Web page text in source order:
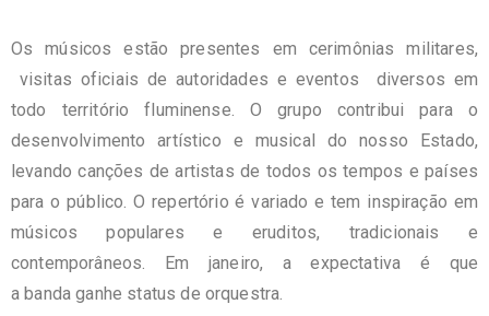
Os músicos estão presentes em cerimônias militares,
visitas oficiais de autoridades e eventos diversos em
todo território fluminense. O grupo contribui para o
desenvolvimento artístico e musical do nosso Estado,
levando canções de artistas de todos os tempos e países
para o público. O repertório é variado e tem inspiração em
músicos populares e eruditos, tradicionais e
contemporâneos. Em janeiro, a expectativa é que
a banda ganhe status de orquestra.